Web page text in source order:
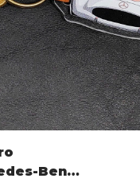
Benz